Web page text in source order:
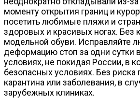
моменту открытия границ и
посетить любимые пляжи и
здоровых и красивых ногах. Без
модельной обуви. Исправляйте
деформацию стоп за одни сутки
условиях, не покидая России, в
безопасных условиях. Без
карантина или заболевания, в
зарубежных клиниках.